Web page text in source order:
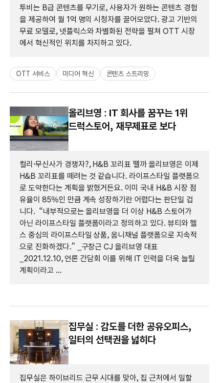
투비는 B급 콘텐츠를 무기로, 사용자가 원하는 콘텐츠 경험
을 제공하여 월 1억 명의 시청자를 끌어모았다. 광고 기반의
무료 모델로, 넷플릭스와 차별화된 전략을 펼쳐 OTT 시장
에서 혁신적인 위치를 차지하고 있다.
OTT 서비스 미디어 혁신 콘텐츠 스트리밍
올리브영 : IT 회사를 꿈꾸는 1위
드럭스토어, 재무제표로 보다
컬리·무신사가 경쟁자?, H&B 꼬리표 뗄까 올리브영은 이제
H&B 꼬리표를 떼려는 것 같습니다. 라이프스타일 플랫폼으
로 도약한다는 계획을 밝혔거든요. 이미 국내 H&B 시장 점
유율이 85%인 만큼 계속 성장하기란 어렵다는 판단일 겁
니다. “내부적으로는 올리브영을 더 이상 H&B 스토어가
아닌 라이프스타일 플랫폼이라고 정의하고 있다. 뷰티와 헬
스 중심의 라이프스타일 상품, 옴니채널 플랫폼으로 지속적
으로 진화하겠다.” _구창근 CJ 올리브영 대표
_2021.12.10, 언론 간담회 이를 위해 IT 인력을 더욱 늘릴
계획이라고 ...
집무실 : 감도를 더한 공유오피스,
일터의 선택권을 넓히다
집무실은 하이브리드 근무 시대를 맞아, 집 근처에서 일할